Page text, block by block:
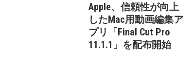
Apple、信頼性が向上
したMac用動画編集ア
プリ「Final Cut Pro
11.1.1」を配布開始